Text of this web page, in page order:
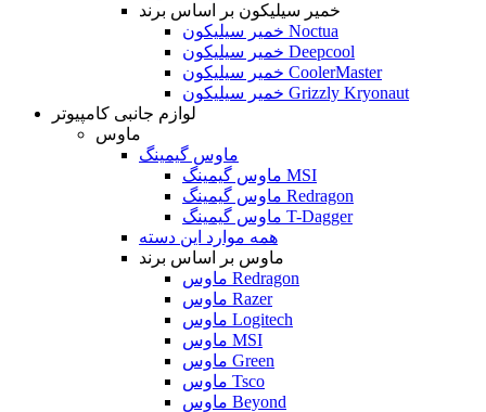
خمیر سیلیکون بر اساس برند
خمیر سیلیکون Noctua
خمیر سیلیکون Deepcool
خمیر سیلیکون CoolerMaster
خمیر سیلیکون Grizzly Kryonaut
لوازم جانبی کامپیوتر
ماوس
ماوس گیمینگ
ماوس گیمینگ MSI
ماوس گیمینگ Redragon
ماوس گیمینگ T-Dagger
همه موارد این دسته
ماوس بر اساس برند
ماوس Redragon
ماوس Razer
ماوس Logitech
ماوس MSI
ماوس Green
ماوس Tsco
ماوس Beyond